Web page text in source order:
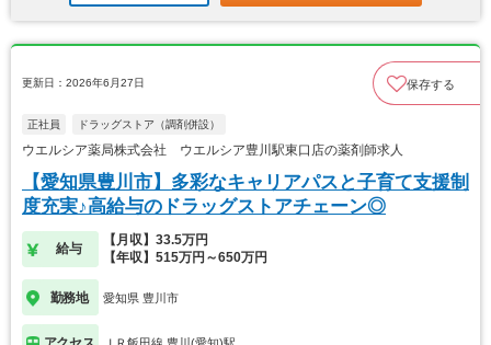
更新日：2026年6月27日 保存する
正社員 ドラッグストア（調剤併設）
ウエルシア薬局株式会社 ウエルシア豊川駅東口店の薬剤師求人
【愛知県豊川市】多彩なキャリアパスと子育て支援制
度充実♪高給与のドラッグストアチェーン◎
給与
【月収】33.5万円
【年収】515万円～650万円
勤務地 愛知県 豊川市